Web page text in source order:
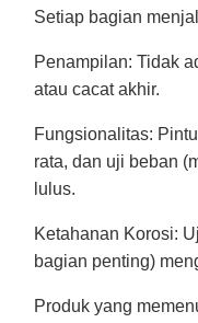
Setiap bagian
Penampilan: Tidak
atau cacat akhir.
Fungsionalitas:
rata, dan uji beban
lulus.
Ketahanan Korosi:
bagian penting)
Produk yang